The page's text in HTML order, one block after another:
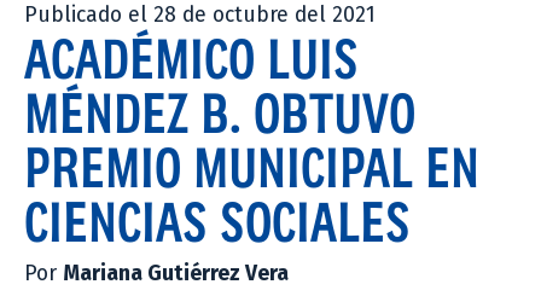
Publicado el 28 de octubre del 2021
ACADÉMICO LUIS
MÉNDEZ B. OBTUVO
PREMIO MUNICIPAL EN
CIENCIAS SOCIALES
Por Mariana Gutiérrez Vera